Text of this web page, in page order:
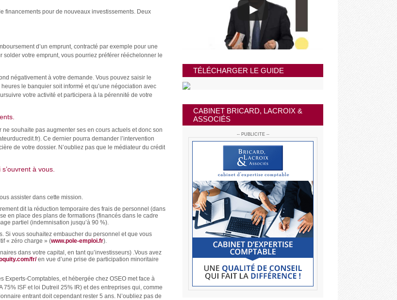
financements pour de nouveaux investissements. Deux
d’un emprunt, contracté par exemple pour une
solder votre emprunt, vous pourriez préférer rééchelonner le
négativement à votre demande. Vous pouvez saisir le
le banquier soit informé et qu’une négociation avec
votre activité et participera à la pérennité de votre
souhaite pas augmenter ses en cours actuels et donc son
Ce dernier pourra demander l’intervention
de votre dossier. N’oubliez pas que le médiateur du crédit
à vous.
assister dans cette mission.
dit la réduction temporaire des frais de personnel (dans
en place des plans de formations (financés dans le cadre
partiel (indemnisation jusqu’à 90 %).
Si vous souhaitez embaucher du personnel et que vous
« zéro charge » (www.pole-emploi.fr).
dans votre capital, en tant qu’investisseurs) .Vous avez
fr/en vue d’une prise de participation minoritaire
Experts-Comptables, et hébergée chez OSEO met face à
ISF et loi Dutreil 25% IR) et des entreprises qui, comme
entrant doit cependant rester 5 ans. N’oubliez pas de
TÉLÉCHARGER LE GUIDE
CABINET BRICARD, LACROIX &
ASSOCIÉS
-- PUBLICITE --